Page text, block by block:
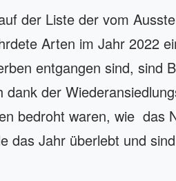
der Liste der vom
Arten im Jahr 2022
entgangen sind, sind
der
bedroht waren, wie das
das Jahr überlebt und